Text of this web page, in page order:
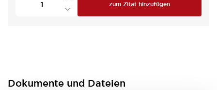
zum Zitat hinzufügen
Dokumente und Dateien